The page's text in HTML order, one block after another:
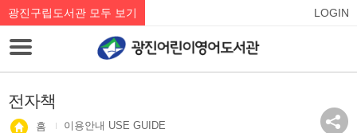
광진구립도서관 모두 보기 LOGIN
전자책
홈 이용안내 USE GUIDE